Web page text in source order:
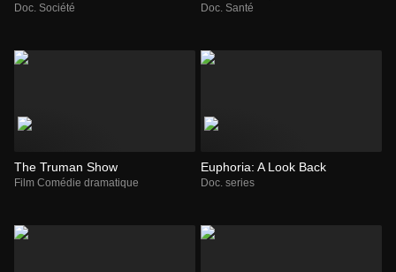
Doc. Société Doc. Santé
The Truman Show
Film Comédie dramatique
Euphoria: A Look Back
Doc. series